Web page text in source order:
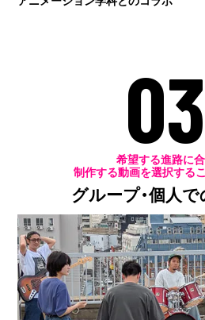
03
希望する進路に
制作する動画を選択する
グループ・個人